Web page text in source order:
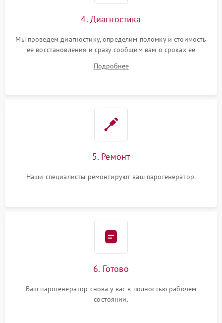
4. Диагностика
Мы проведем диагностику, определим поломку и стоимость
ее восстановления и сразу сообщим вам о сроках ее
Подробнее
5. Ремонт
Наши специалисты ремонтируют ваш парогенератор.
6. Готово
Ваш парогенератор снова у вас в полностью рабочем
состоянии.